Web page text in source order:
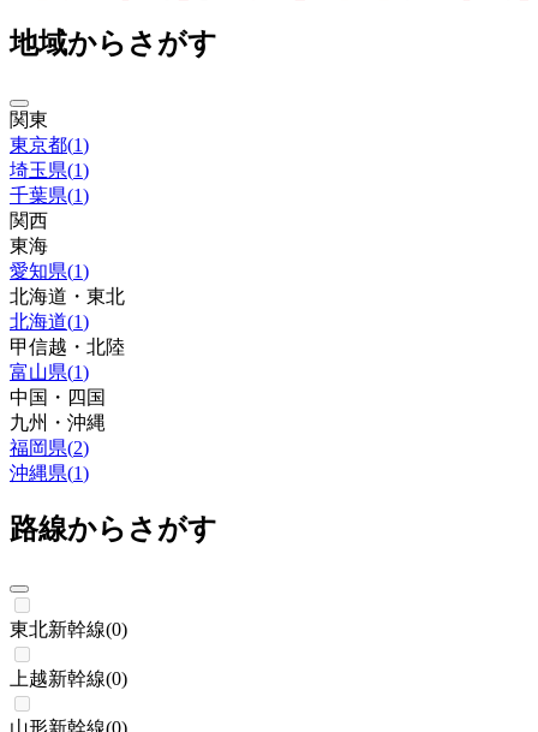
地域からさがす
関東
東京都(1)
埼玉県(1)
千葉県(1)
関西
東海
愛知県(1)
北海道・東北
北海道(1)
甲信越・北陸
富山県(1)
中国・四国
九州・沖縄
福岡県(2)
沖縄県(1)
路線からさがす
東北新幹線(0)
上越新幹線(0)